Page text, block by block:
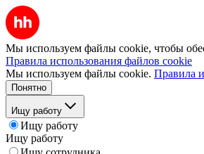
Мы используем файлы cookie, чтобы
Правила использования файлов cookie
Мы используем файлы cookie. Правила
Понятно
Ищу работу
Ищу работу
Ищу работу